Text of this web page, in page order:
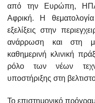
από την Ευρώπη,
Αφρική. Η
εξελίξεις στην
ανάρρωση και στη
καθημερινή κλινική
ρόλο των νέων
υποστήριξης στη
Το επιστημονικό